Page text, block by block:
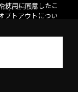
Inc. 2026
使用に同意したこ
プトアウトについ